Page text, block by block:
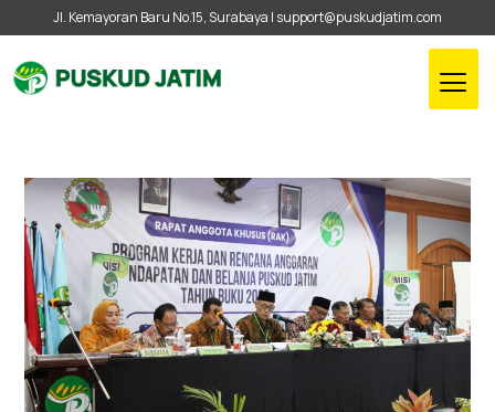
Jl. Kemayoran Baru No.15, Surabaya | support@puskudjatim.com